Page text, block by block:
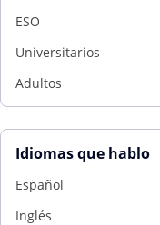
ESO
Universitarios
Adultos
Idiomas que hablo
Español
Inglés